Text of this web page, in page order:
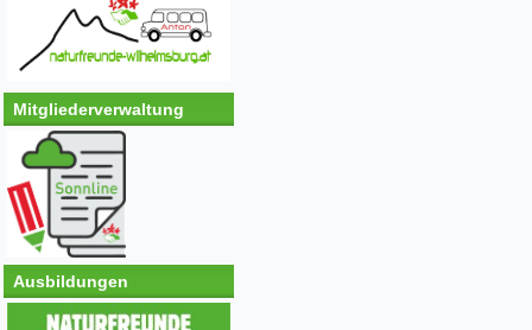
Mitgliederverwaltung
Ausbildungen